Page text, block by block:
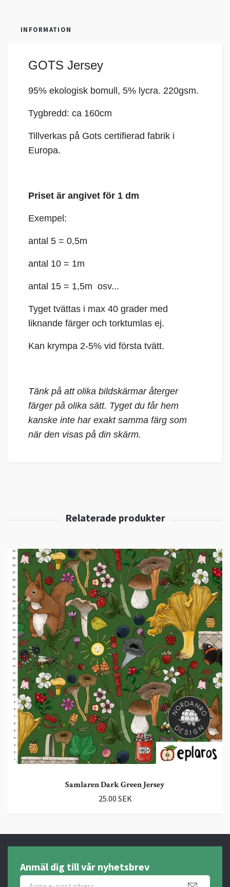
INFORMATION
GOTS Jersey
95% ekologisk bomull, 5% lycra. 220gsm.
Tygbredd: ca 160cm
Tillverkas på Gots certifierad fabrik i
Europa.
Priset är angivet för 1 dm
Exempel:
antal 5 = 0,5m
antal 10 = 1m
antal 15 = 1,5m osv...
Tyget tvättas i max 40 grader med
liknande färger och torktumlas ej.
Kan krympa 2-5% vid första tvätt.
Tänk på att olika bildskärmar återger
färger på olika sätt. Tyget du får hem
kanske inte har exakt samma färg som
när den visas på din skärm.
Samlaren Dark Green Jersey
25.00 SEK
Anmäl dig till vår nyhetsbrev